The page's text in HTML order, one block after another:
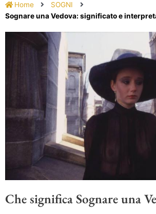
Home
SOGNI
Sognare una Vedova: significato e
Che significa Sognare una